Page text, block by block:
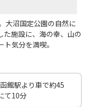
大沼国定公園の自然に
た施設に、海の幸、山の
気分を満喫。
館駅より車で約45
て10分